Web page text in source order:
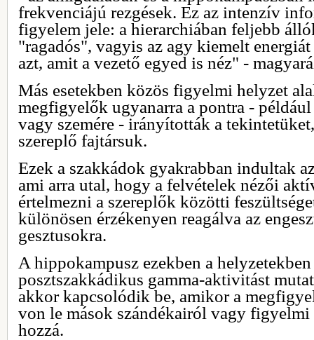
frekvenciájú rezgések. Ez az intenzív
figyelem jele: a hierarchiában feljebb
"ragadós", vagyis az agy kiemelt
azt, amit a vezető egyed is néz" -
Más esetekben közös figyelmi helyzet
megfigyelők ugyanarra a pontra -
vagy szemére - irányították a
szereplő fajtársuk.
Ezek a szakkádok gyakrabban indultak
ami arra utal, hogy a felvételek nézői
értelmezni a szereplők közötti
különösen érzékenyen reagálva az
gesztusokra.
A hippokampusz ezekben a
posztszakkádikus gamma-aktivitást
akkor kapcsolódik be, amikor a
von le mások szándékairól vagy
hozzá.